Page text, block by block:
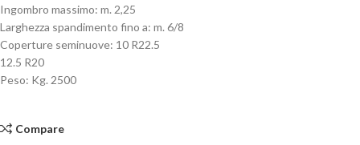
Ingombro massimo: m. 2,25
Larghezza spandimento fino a: m. 6/8
Coperture seminuove: 10 R22.5
12.5 R20
Peso: Kg. 2500
Compare